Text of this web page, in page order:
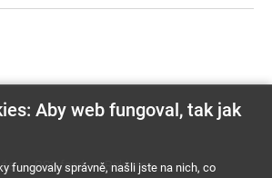
RSS feed
Reklama
Aby web fungoval, tak jak
fungovaly správně, našli jste na nich, co